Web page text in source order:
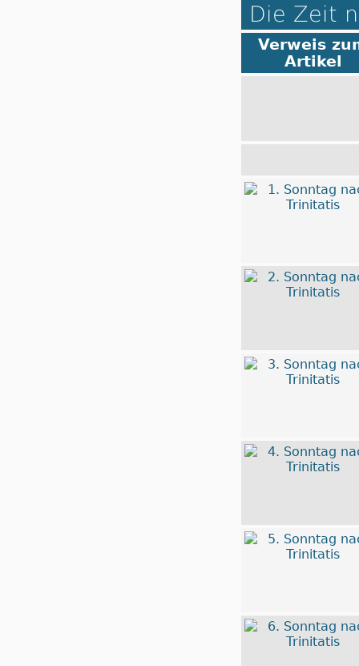
Die Zeit
Verweis
Artikel